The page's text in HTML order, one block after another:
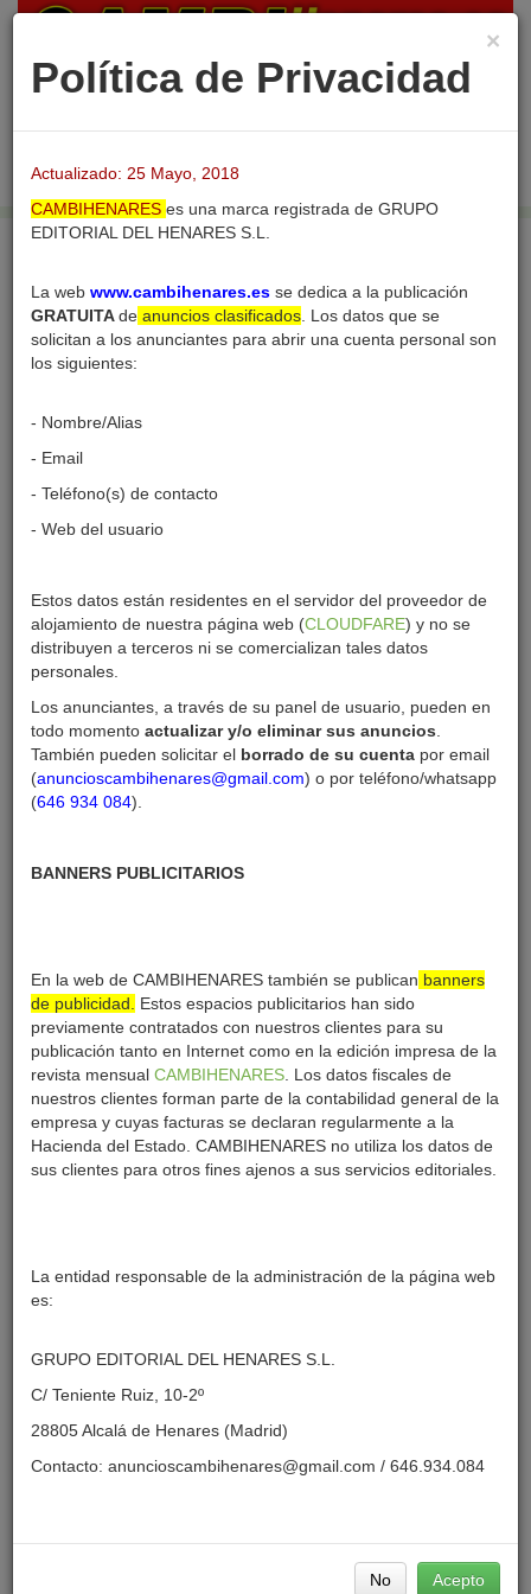
×
Política de Privacidad
Actualizado: 25 Mayo, 2018
CAMBIHENARES es una marca registrada de GRUPO
EDITORIAL DEL HENARES S.L.
La web www.cambihenares.es se dedica a la publicación
GRATUITAde anuncios clasificados . Los datos que se
solicitan a los anunciantes para abrir una cuenta personal son
los siguientes:
- Nombre/Alias
- Email
- Teléfono(s) de contacto
- Web del usuario
Estos datos están residentes en el servidor del proveedor de
alojamiento de nuestra página web (CLOUDFARE) y no se
distribuyen a terceros ni se comercializan tales datos
personales.
Los anunciantes, a través de su panel de usuario, pueden en
todo momento actualizar y/o eliminar sus anuncios
También pueden solicitar el borrado de su cuenta por email
(anuncioscambihenares@gmail.com) o por teléfono/whatsapp
(646 934 084).
BANNERS PUBLICITARIOS
En la web de CAMBIHENARES también se publican banners
de publicidad.
Estos espacios publicitarios han sido
previamente contratados con nuestros clientes para su
publicación tanto en Internet como en la edición impresa de la
revista mensual CAMBIHENARES . Los datos fiscales de
nuestros clientes forman parte de la contabilidad general de la
empresa y cuyas facturas se declaran regularmente a la
Hacienda del Estado. CAMBIHENARES no utiliza los datos de
sus clientes para otros fines ajenos a sus servicios editoriales.
La entidad responsable de la administración de la página web
es:
GRUPO EDITORIAL DEL HENARES S.L.
C/ Teniente Ruiz, 10-2º
28805 Alcalá de Henares (Madrid)
Contacto: anuncioscambihenares@gmail.com / 646.934.084
No Acepto
Inicio Usuarios Perfil del usuario
Perfil del usuario
raijeebenidys5a
gas certificates Revolutionizing Heating : Our Services and
Solutions
Creado:
07-12-24
Última sesión:
07-12-24
raijeebenidys5a anuncios
DESTACADO SALUD
TURISMO